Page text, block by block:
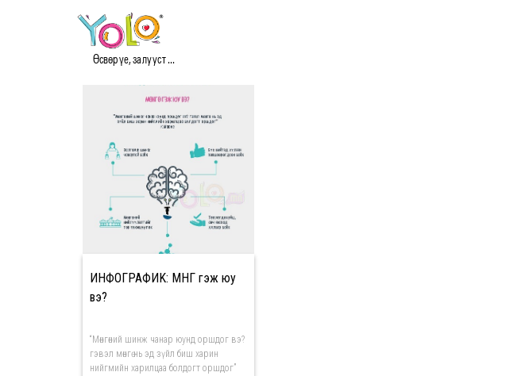
Өсвөр үе, залууст ...#FINANCE МЭДЭЭ
ИНФОГРАФИK: МӨНГӨ гэж юу
вэ?
“Мөнгөний шинж чанар юунд оршдог вэ?
гэвэл мөнгө нь эд зүйл биш харин
нийгмийн харилцаа болдогт оршдог”